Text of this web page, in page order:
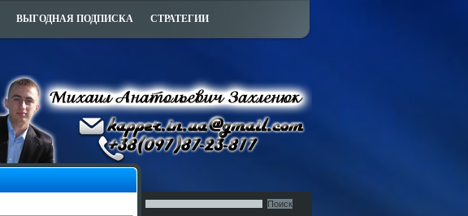
ВЫГОДНАЯ ПОДПИСКА СТРАТЕГИИ